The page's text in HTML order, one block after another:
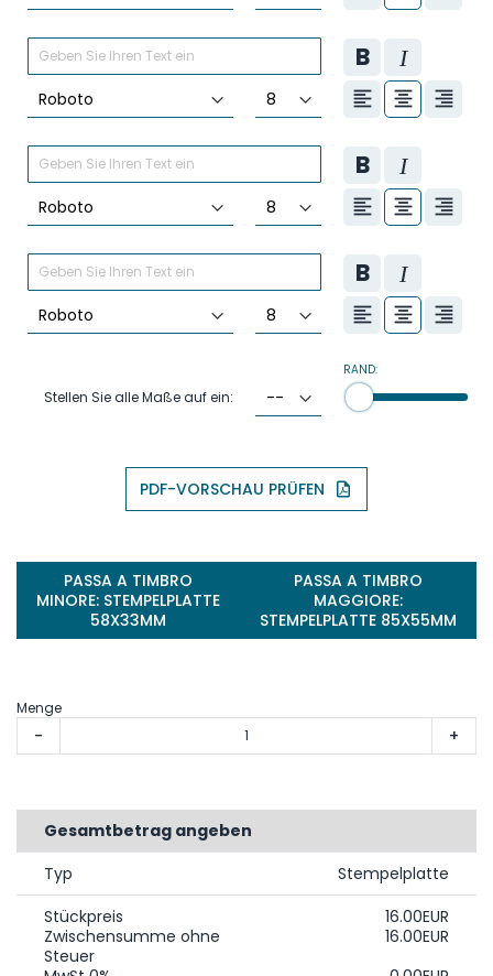
Stellen Sie alle Maße auf ein:
RAND:
PDF-VORSCHAU PRÜFEN
PASSA A TIMBRO
MINORE: STEMPELPLATTE
58X33MM
PASSA A TIMBRO
MAGGIORE:
STEMPELPLATTE 85X55MM
Menge
- +
Gesamtbetrag angeben
Typ
Stempelplatte
Stückpreis
16.00EUR
Zwischensumme ohne
Steuer
16.00EUR